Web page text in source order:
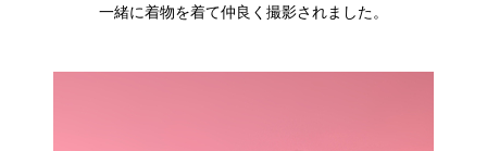
一緒に着物を着て仲良く撮影されました。